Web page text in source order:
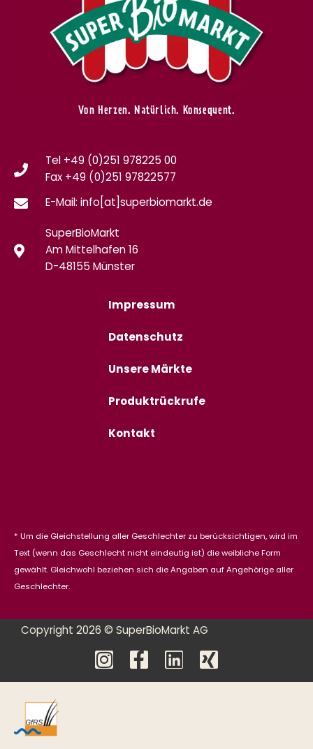
Von Herzen. Natürlich. Konsequent.
Tel +49 (0)251 978225 00
Fax +49 (0)251 97822577
E-Mail: info[at]superbiomarkt.de
SuperBioMarkt
Am Mittelhafen 16
D-48155 Münster
Impressum
Datenschutz
Unsere Märkte
Produktrückrufe
Kontakt
* Um die Gleichstellung aller Geschlechter zu berücksichtigen, wird im
Text (wenn das Geschlecht nicht eindeutig ist) die weibliche Form
gewählt. Gleichwohl beziehen sich die Angaben auf Angehörige aller
Geschlechter.
Copyright 2026 © SuperBioMarkt AG